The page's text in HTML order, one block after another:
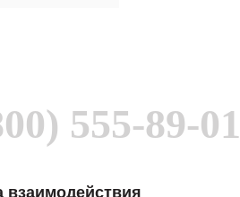
555-89-01
взаимодействия